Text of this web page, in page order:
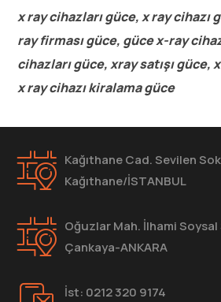
x ray cihazları güce, x ray cihazı
ray firması güce, güce x-ray
cihazları güce, xray satışı
x ray cihazı kiralama güce
Kağıthane Cad. Sevilen
Kağıthane/İSTANBUL
Oğuzlar Mah. İlhami
Çankaya-ANKARA
İst: 0212 320 9174